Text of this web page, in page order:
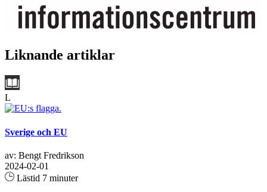
Liknande artiklar
L
Sverige och EU
av: Bengt Fredrikson
2024-02-01
Lästid 7 minuter